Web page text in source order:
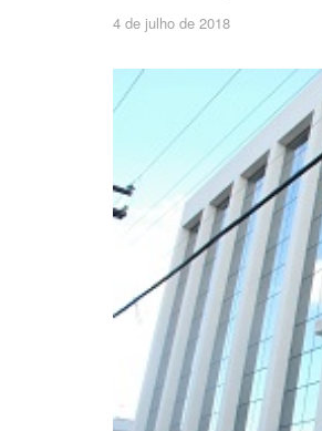
4 de julho de 2018